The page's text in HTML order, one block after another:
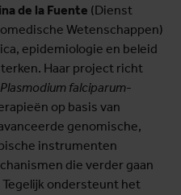
de la Fuente (Dienst
Wetenschappen)
epidemiologie en beleid
Haar project richt
Plasmodium falciparum-
op basis van
genomische,
instrumenten
die verder gaan
ondersteunt het